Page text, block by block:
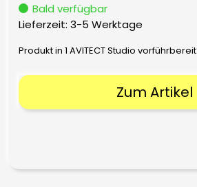
Bald verfügbar
Lieferzeit: 3-5 Werktage
Produkt in 1 AVITECT Studio vorführbereit
Zum Artikel